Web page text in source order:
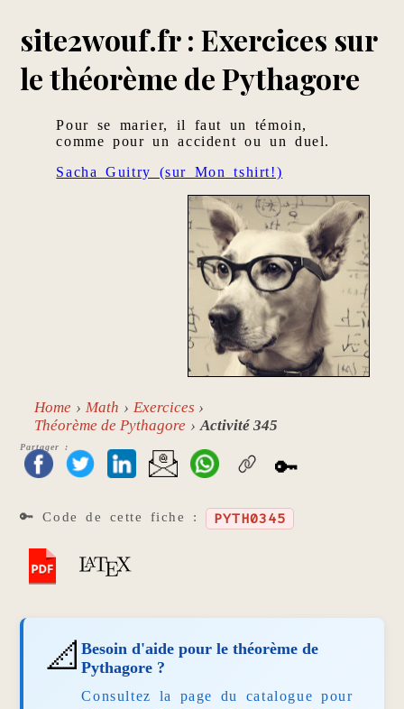
site2wouf.fr : Exercices sur
le théorème de Pythagore
Pour se marier, il faut un témoin,
comme pour un accident ou un duel.
Sacha Guitry (sur Mon tshirt!)
Home Math
Exercices
Théorème de Pythagore
Activité 345
Partager :
🔑
🔑 Code de cette fiche : PYTH0345
📐Besoin d'aide pour le théorème de
Pythagore ?
Consultez la page du catalogue pour